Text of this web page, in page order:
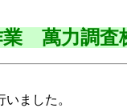
萬力調査
ました。